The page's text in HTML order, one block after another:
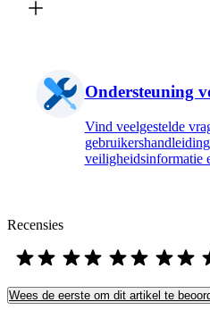
Ondersteuning
Vind veelgestelde
veiligheidsinformatie
Recensies
Wees de eerste om dit artikel te